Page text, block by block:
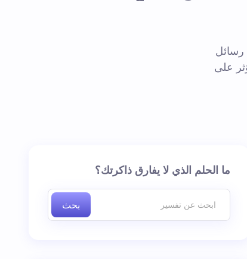
رسائل
على
ما الحلم الذي لا يفارق ذاكرتك؟
بحث